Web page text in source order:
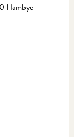
Hambye